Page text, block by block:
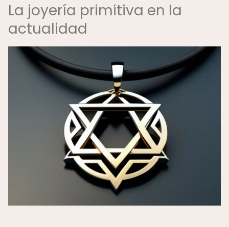
La joyería primitiva en la
actualidad